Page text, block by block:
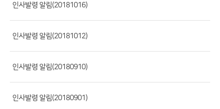
부
파
일,
인사발령 알림(20181016)
인사발령 알림(20181012)
인사발령 알림(20180910)
인사발령 알림(20180901)